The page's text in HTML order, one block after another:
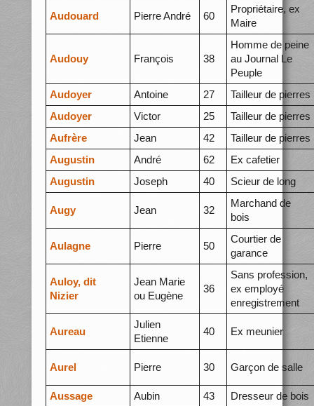
Audouard Pierre André 60
Propriétaire, ex
Maire
Audouy François 38
Homme de peine
au Journal Le
Peuple
Audoyer
Antoine 27
Tailleur de pierres
Audoyer
Victor 25
Tailleur de pierres
Aufrère
Jean 42
Tailleur de pierres
Augustin
André 62
Ex cafetier
Augustin
Joseph 40 Scieur de long
Augy Jean 32
Marchand de
bois
Aulagne Pierre 50
Courtier de
garance
Auloy, dit
Nizier
Jean Marie
ou Eugène
36
Sans profession,
ex employé
enregistrement
Aureau
Julien
Etienne
40 Ex meunier
Aurel Pierre 30 Garçon de salle
Aussage Aubin 43
Dresseur de bois